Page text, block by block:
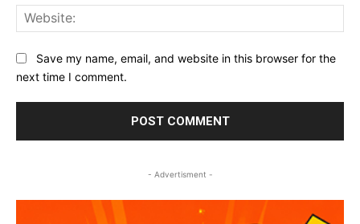
Save my name, email, and website in this browser for the
next time I comment.
- Advertisment -